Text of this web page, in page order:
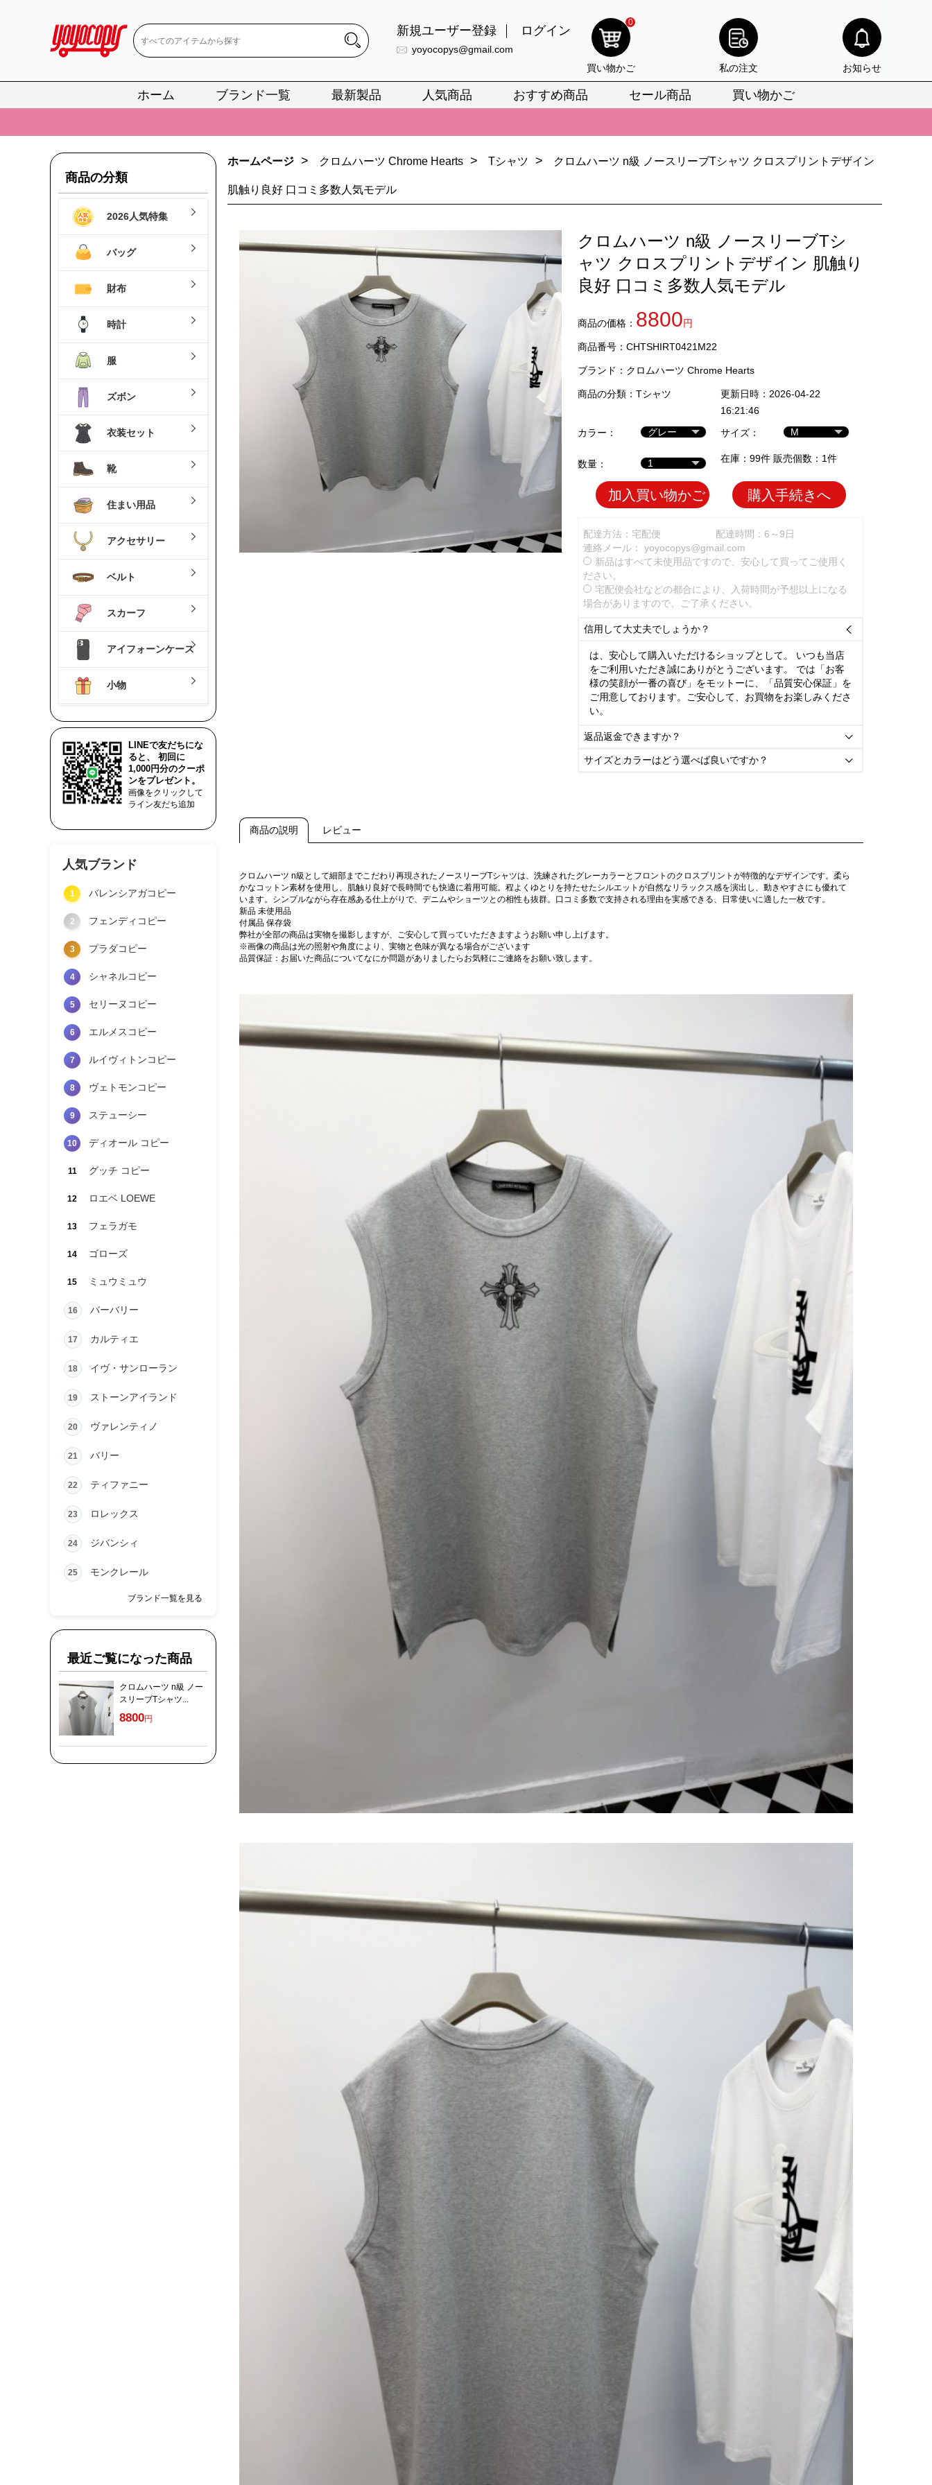
新規ユーザー登録 ログイン
yoyocopys@gmail.com
0
買い物かご 私の注文 お知らせ
ホーム ブランド一覧 最新製品 人気商品 おすすめ商品 セール商品 買い物かご
📢 当店は正真正銘のn級スーパーコピーのみ取扱い。最高品質の再現度を安心してお選びいただけます。
📢 2026春の新作続々更新中！期間中のご注文でお得な割引をご利用いただけます。
📢 新作入荷！ルイ・ヴィトンスーパーコピー バッグ最新モデルが登場。上質な仕上がりをお見逃しなく。
📢 当店は正真正銘のn級スーパーコピーのみ取扱い。最高品質の再現度を安心してお選びいただけます。
📢 新作入荷！ルイ・ヴィトンスーパーコピー バッグ最新モデルが登場。上質な仕上がりをお見逃しなく。
商品の分類
2026人気特集
バッグ
財布
時計
服
ズボン
衣装セット
靴
住まい用品
アクセサリー
ベルト
スカーフ
アイフォーンケース
小物
LINEで友だちにな
ると、 初回に
1,000円分のクーポ
ンをプレゼント。
画像をクリックして
ライン友だち追加
人気ブランド
1 バレンシアガコピー
2 フェンディコピー
3 プラダコピー
4 シャネルコピー
5 セリーヌコピー
6 エルメスコピー
7 ルイヴィトンコピー
8 ヴェトモンコピー
9 ステューシー
10 ディオール コピー
11 グッチ コピー
12 ロエベ LOEWE
13 フェラガモ
14 ゴローズ
15 ミュウミュウ
16 バーバリー
17 カルティエ
18 イヴ・サンローラン
19 ストーンアイランド
20 ヴァレンティノ
21 バリー
22 ティファニー
23 ロレックス
24 ジバンシィ
25 モンクレール
ブランド一覧を見る
最近ご覧になった商品
クロムハーツ n級 ノー
スリーブTシャツ...
8800円
ホームページ > クロムハーツ Chrome Hearts > Tシャツ > クロムハーツ n級 ノースリーブTシャツ クロスプリントデザイン
肌触り良好 口コミ多数人気モデル
クロムハーツ n級 ノースリーブTシ
ャツ クロスプリントデザイン 肌触り
良好 口コミ多数人気モデル
商品の価格： 8800円
商品番号：CHTSHIRT0421M22
ブランド： クロムハーツ Chrome Hearts
商品の分類： Tシャツ
更新日時：2026-04-22
16:21:46
カラー：
サイズ：
数量： 在庫：99件 販売個数：1件
加入買い物かご 購入手続きへ
配達方法：宅配便
配達時間：6～9日
連絡メール： yoyocopys@gmail.com
新品はすべて未使用品ですので、安心して買ってご使用く
ださい。
宅配便会社などの都合により、入荷時間が予想以上になる
場合がありますので、ご了承ください。
信用して大丈夫でしょうか？ 
は、安心して購入いただけるショップとして。 いつも当店
をご利用いただき誠にありがとうございます。 では「お客
様の笑顔が一番の喜び」をモットーに、「品質安心保証」を
ご用意しております。ご安心して、お買物をお楽しみくださ
い。
返品返金できますか？ 
サイズとカラーはどう選べば良いですか？ 
商品の説明 レビュー
クロムハーツ n級として細部までこだわり再現されたノースリーブTシャツは、洗練されたグレーカラーとフロントのクロスプリントが特徴的なデザインです。柔ら
かなコットン素材を使用し、肌触り良好で長時間でも快適に着用可能。程よくゆとりを持たせたシルエットが自然なリラックス感を演出し、動きやすさにも優れて
います。シンプルながら存在感ある仕上がりで、デニムやショーツとの相性も抜群。口コミ多数で支持される理由を実感できる、日常使いに適した一枚です。
新品 未使用品
付属品 保存袋
弊社が全部の商品は実物を撮影しますが、ご安心して買っていただきますようお願い申し上げます。
※画像の商品は光の照射や角度により、実物と色味が異なる場合がございます
品質保証：お届いた商品についてなにか問題がありましたらお気軽にご連絡をお願い致します。